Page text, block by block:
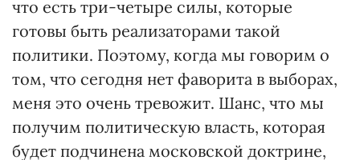
что есть три-четыре силы, которые
готовы быть реализаторами такой
политики. Поэтому, когда мы говорим о
том, что сегодня нет фаворита в выборах,
меня это очень тревожит. Шанс, что мы
получим политическую власть, которая
будет подчинена московской доктрине,